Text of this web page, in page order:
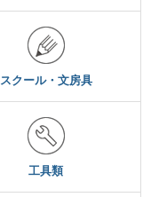
スクール・文房具
工具類